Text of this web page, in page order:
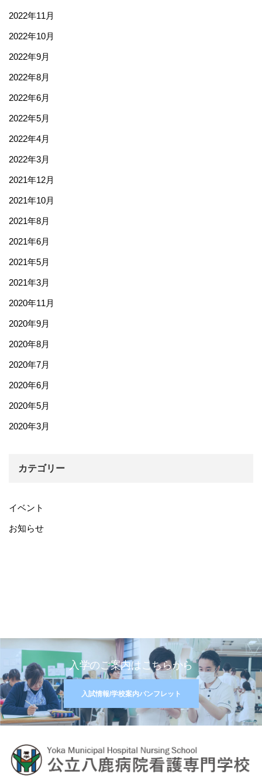
2022年11月
2022年10月
2022年9月
2022年8月
2022年6月
2022年5月
2022年4月
2022年3月
2021年12月
2021年10月
2021年8月
2021年6月
2021年5月
2021年3月
2020年11月
2020年9月
2020年8月
2020年7月
2020年6月
2020年5月
2020年3月
カテゴリー
イベント
お知らせ
入学のご案内はこちらから
入試情報/学校案内パンフレット